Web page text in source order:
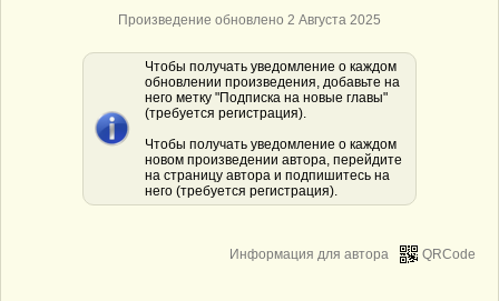
Произведение обновлено 2 Августа 2025
Чтобы получать уведомление о каждом
обновлении произведения, добавьте на
него метку "Подписка на новые главы"
(требуется регистрация).
Чтобы получать уведомление о каждом
новом произведении автора, перейдите
на страницу автора и подпишитесь на
него (требуется регистрация).
QRCode
Информация для автора